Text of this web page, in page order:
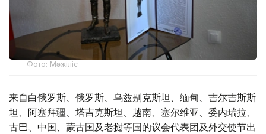
Фото: Мәжіліс
来自白俄罗斯、俄罗斯、乌兹别克斯坦、缅甸、吉尔吉斯斯
坦、阿塞拜疆、塔吉克斯坦、越南、塞尔维亚、委内瑞拉、
古巴、中国、蒙古国及老挝等国的议会代表团及外交使节出